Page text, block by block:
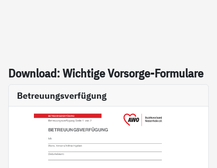
Down­load: Wich­ti­ge Vor­sor­ge-For­mu­la­re
Betreuungsverfügung